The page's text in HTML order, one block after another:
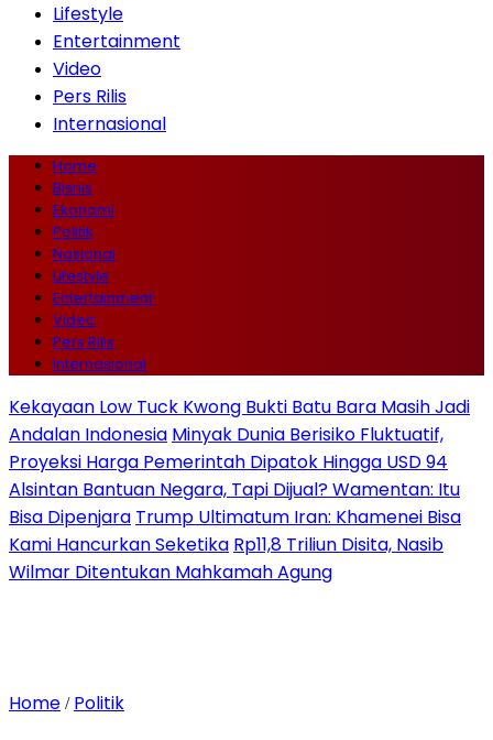
Lifestyle
Entertainment
Video
Pers Rilis
Internasional
Home
Bisnis
Ekonomi
Politik
Nasional
Lifestyle
Entertainment
Video
Pers Rilis
Internasional
Kekayaan Low Tuck Kwong Bukti Batu Bara Masih Jadi
Andalan Indonesia Minyak Dunia Berisiko Fluktuatif,
Proyeksi Harga Pemerintah Dipatok Hingga USD 94
Alsintan Bantuan Negara, Tapi Dijual? Wamentan: Itu
Bisa Dipenjara Trump Ultimatum Iran: Khamenei Bisa
Kami Hancurkan Seketika Rp11,8 Triliun Disita, Nasib
Wilmar Ditentukan Mahkamah Agung
Home / Politik